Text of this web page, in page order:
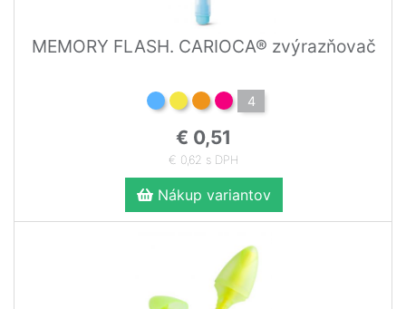
MEMORY FLASH. CARIOCA® zvýrazňovač
4
€ 0,51
€ 0,62 s DPH
Nákup variantov